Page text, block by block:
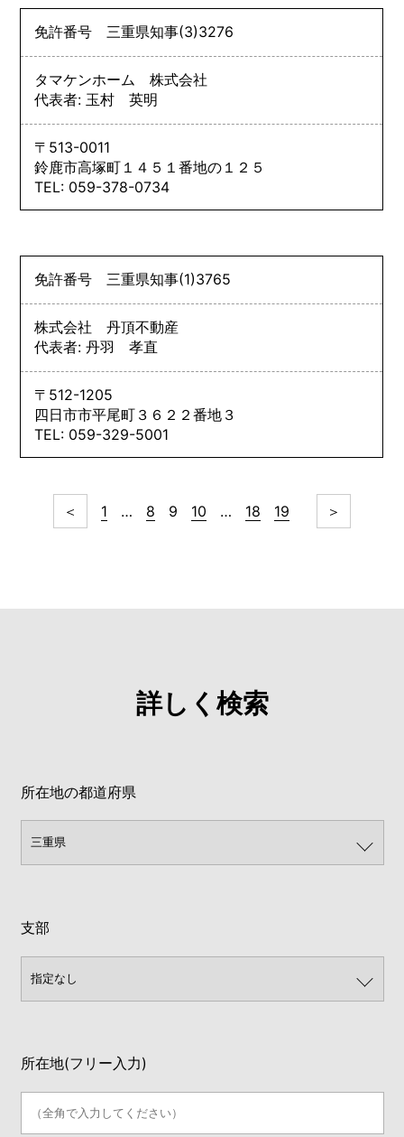
免許番号 三重県知事(3)3276
タマケンホーム 株式会社
代表者: 玉村 英明
〒513-0011
鈴鹿市高塚町１４５１番地の１２５
TEL: 059-378-0734
免許番号 三重県知事(1)3765
株式会社 丹頂不動産
代表者: 丹羽 孝直
〒512-1205
四日市市平尾町３６２２番地３
TEL: 059-329-5001
＜ 1 … 8 9 10 … 18 19 ＞
詳しく検索
所在地の都道府県
支部
所在地(フリー入力)